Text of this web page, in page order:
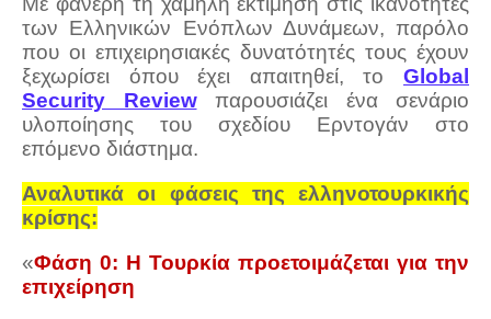
των Ελληνικών Ενόπλων Δυνάμεων, παρόλο
που οι επιχειρησιακές δυνατότητές τους έχουν
ξεχωρίσει όπου έχει απαιτηθεί, το Global
Security Reviewπαρουσιάζει ένα σενάριο
υλοποίησης του σχεδίου Ερντογάν στο
επόμενο διάστημα.
Αναλυτικά οι φάσεις της ελληνοτουρκικής
κρίσης:
«Φάση 0: Η Τουρκία προετοιμάζεται για την
επιχείρηση